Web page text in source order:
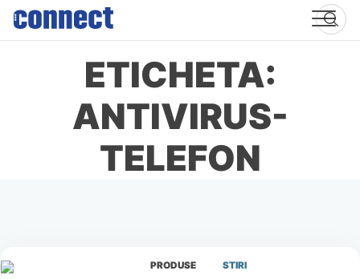
Skip
content
ETICHETA:
ANTIVIRUS-
TELEFON
PRODUSE STIRI